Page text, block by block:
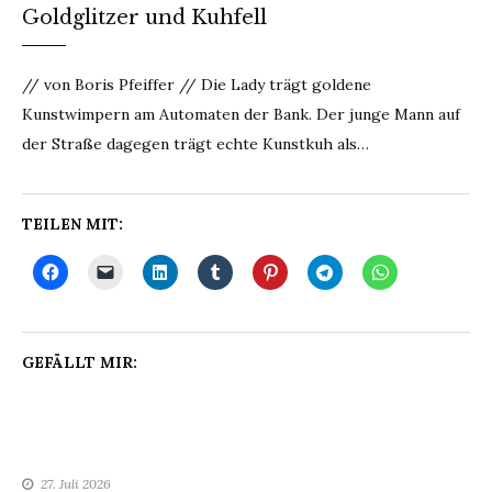
Goldglitzer und Kuhfell
// von Boris Pfeiffer // Die Lady trägt goldene
Kunstwimpern am Automaten der Bank. Der junge Mann auf
der Straße dagegen trägt echte Kunstkuh als…
TEILEN MIT:
GEFÄLLT MIR:
27. Juli 2026